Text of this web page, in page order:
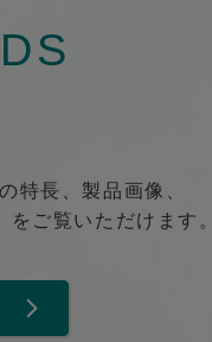
特長、製品画像、
ご覧いただけます。